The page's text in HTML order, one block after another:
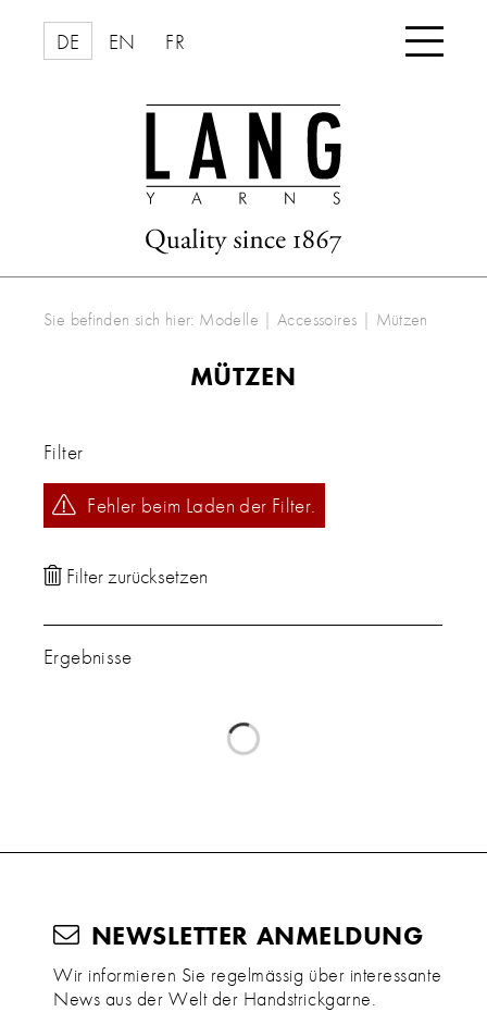
DE EN FR 
Sie befinden sich hier: Modelle |Accessoires | Mützen
MÜTZEN
Filter
Fehler beim Laden der Filter.
Ergebnisse
NEWSLETTER ANMELDUNG
Wir informieren Sie regelmässig über interessante
News aus der Welt der Handstrickgarne.